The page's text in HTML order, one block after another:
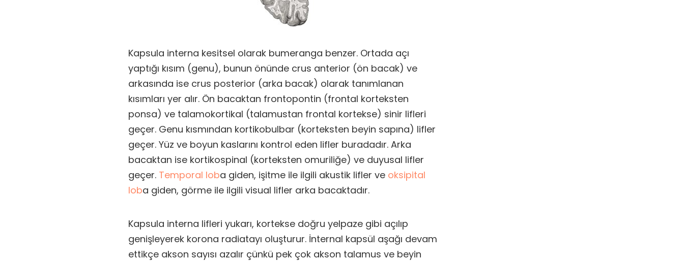
Kapsula interna kesitsel olarak bumeranga benzer. Ortada açı
yaptığı kısım (genu), bunun önünde crus anterior (ön bacak) ve
arkasında ise crus posterior (arka bacak) olarak tanımlanan
kısımları yer alır. Ön bacaktan frontopontin (frontal korteksten
ponsa) ve talamokortikal (talamustan frontal kortekse) sinir lifleri
geçer. Genu kısmından kortikobulbar (korteksten beyin sapına) lifler
geçer. Yüz ve boyun kaslarını kontrol eden lifler buradadır. Arka
bacaktan ise kortikospinal (korteksten omuriliğe) ve duyusal lifler
geçer. Temporal loba giden, işitme ile ilgili akustik lifler ve oksipital
loba giden, görme ile ilgili visual lifler arka bacaktadır.
Kapsula interna lifleri yukarı, kortekse doğru yelpaze gibi açılıp
genişleyerek korona radiatayı oluşturur. İnternal kapsül aşağı devam
ettikçe akson sayısı azalır çünkü pek çok akson talamus ve beyin